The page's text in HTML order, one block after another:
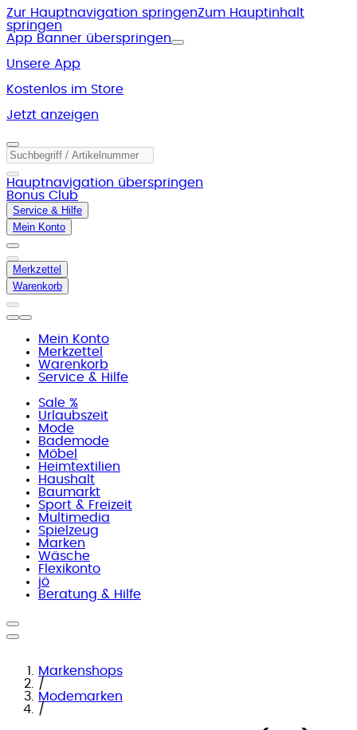
Zur Hauptnavigation springenZum Hauptinhalt
springen
App Banner überspringen
Unsere App
Kostenlos im Store
Jetzt anzeigen
Hauptnavigation überspringen
Bonus Club
Service & Hilfe
Mein Konto
Merkzettel
Warenkorb
Mein Konto
Merkzettel
Warenkorb
Service & Hilfe
Sale %
Urlaubszeit
Mode
Bademode
Möbel
Heimtextilien
Haushalt
Baumarkt
Sport & Freizeit
Multimedia
Spielzeug
Marken
Wäsche
Flexikonto
jö
Beratung & Hilfe
Markenshops
/
Modemarken
/